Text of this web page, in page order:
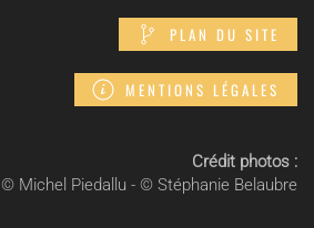
PLAN DU SITE
MENTIONS LÉGALES
Crédit photos :
© Michel Piedallu - © Stéphanie Belaubre